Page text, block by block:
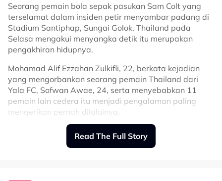
Seorang pemain bola sepak pasukan Sam Colt yang
terselamat dalam insiden petir menyambar padang di
Stadium Santiphap, Sungai Golok, Thailand pada
Selasa mengakui menyangka detik itu merupakan
pengakhiran hidupnya.
Mohamad Alif Ezzahan Zulkifli, 22, berkata kejadian
yang mengorbankan seorang pemain Thailand dari
Yala FC, Sofwan Awae, 24, serta menyebabkan 11
pemain lain cedera itu menjadi pengalaman paling
mengerikan pernah dilaluinya.
Menurut Alif, ketika kejadian berlaku, dia berada kira-
kira dua meter di hadapan mangsa yang maut akibat
Read The Full Story